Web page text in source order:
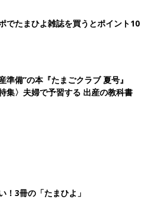
でたまひよ雑誌を買うとポイント10
準備”の本『たまごクラブ 夏号』
集〉夫婦で予習する 出産の教科書
！3冊の「たまひよ」